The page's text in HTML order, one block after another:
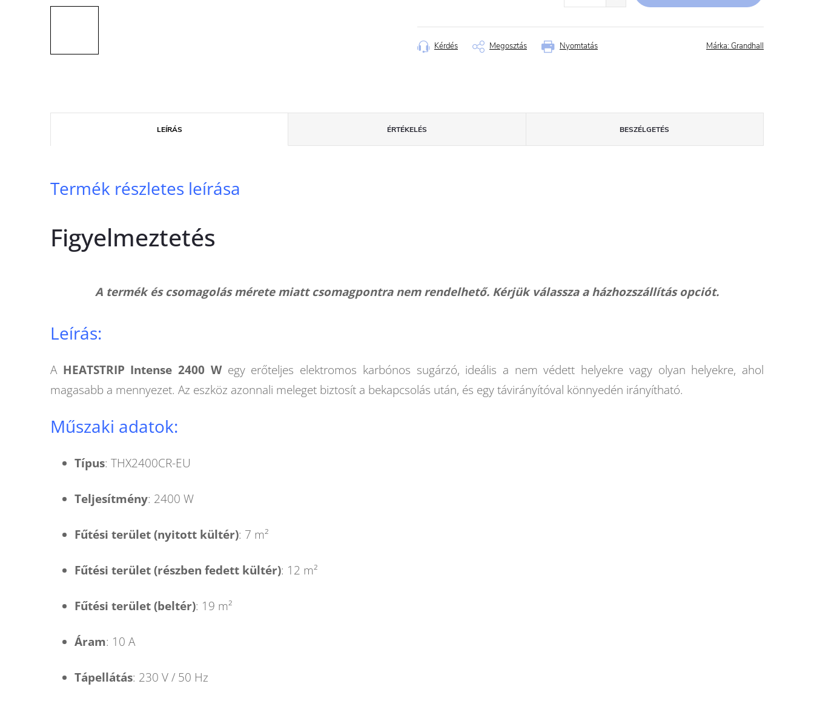
Nyomtatás
Kérdés Megosztás Márka: Grandhall
LEÍRÁS ÉRTÉKELÉS BESZÉLGETÉS
Termék részletes leírása
Figyelmeztetés
A termék és csomagolás mérete miatt csomagpontra nem rendelhető. Kérjük válassza a házhozszállítás opciót.
Leírás:
A HEATSTRIP Intense 2400 Wegy erőteljes elektromos karbónos sugárzó, ideális a nem védett helyekre vagy olyan helyekre, ahol
magasabb a mennyezet. Az eszköz azonnali meleget biztosít a bekapcsolás után, és egy távirányítóval könnyedén irányítható.
Műszaki adatok:
Típus: THX2400CR-EU
Teljesítmény: 2400 W
Fűtési terület (nyitott kültér): 7 m²
Fűtési terület (részben fedett kültér): 12 m²
Fűtési terület (beltér): 19 m²
Áram: 10 A
Tápellátás: 230 V / 50 Hz